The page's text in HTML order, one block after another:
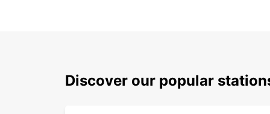
Discover our popular